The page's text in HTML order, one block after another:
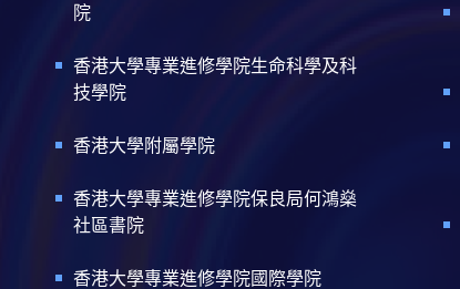
院
香港大學專業進修學院生命科學及科
技學院
香港大學附屬學院
香港大學專業進修學院保良局何鴻燊
社區書院
香港大學專業進修學院國際學院